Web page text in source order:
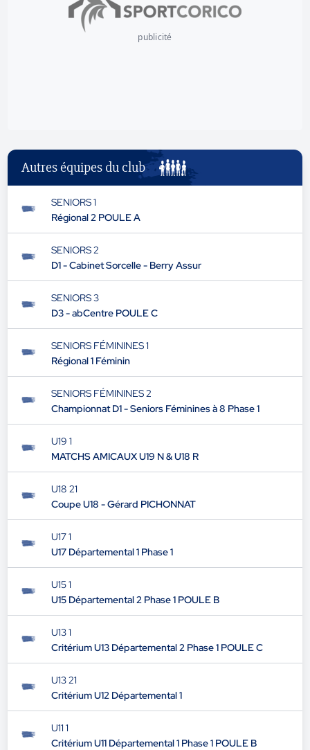
publicité
Autres équipes du club
SENIORS 1
Régional 2 POULE A
SENIORS 2
D1 - Cabinet Sorcelle - Berry Assur
SENIORS 3
D3 - abCentre POULE C
SENIORS FÉMININES 1
Régional 1 Féminin
SENIORS FÉMININES 2
Championnat D1 - Seniors Féminines à 8 Phase 1
U19 1
MATCHS AMICAUX U19 N & U18 R
U18 21
Coupe U18 - Gérard PICHONNAT
U17 1
U17 Départemental 1 Phase 1
U15 1
U15 Départemental 2 Phase 1 POULE B
U13 1
Critérium U13 Départemental 2 Phase 1 POULE C
U13 21
Critérium U12 Départemental 1
U11 1
Critérium U11 Départemental 1 Phase 1 POULE B